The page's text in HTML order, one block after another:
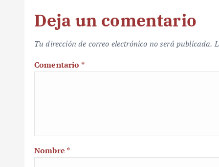
Deja un comentario
Tu dirección de correo electrónico no será publicada.
Comentario *
Nombre *